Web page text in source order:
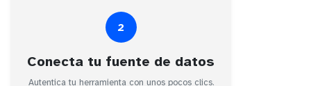
2
Conecta tu fuente de datos
Autentica tu herramienta con unos pocos clics.